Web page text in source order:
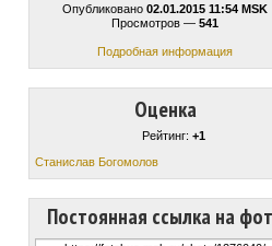
Опубликовано 02.01.2015 11:54 MSK
Просмотров — 541
Подробная информация
Оценка
Рейтинг: +1
Станислав Богомолов
Постоянная ссылка на